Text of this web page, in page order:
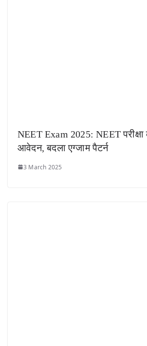
NEET Exam 2025: NEET
आवेदन, बदला एग्जाम पैटर्न
3 March 2025